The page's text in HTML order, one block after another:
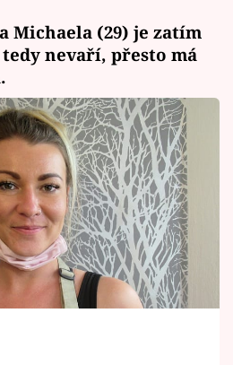
Michaela (29) je zatím
nevaří, přesto má